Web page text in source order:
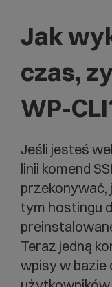
Jak
czas,
WP-
Jeśli jesteś
linii komend
przekonywać,
tym hostingu
Teraz jedną
wpisy w bazie